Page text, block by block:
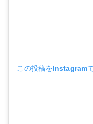
この投稿をInstagram